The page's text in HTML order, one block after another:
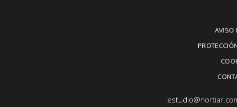
AVISO